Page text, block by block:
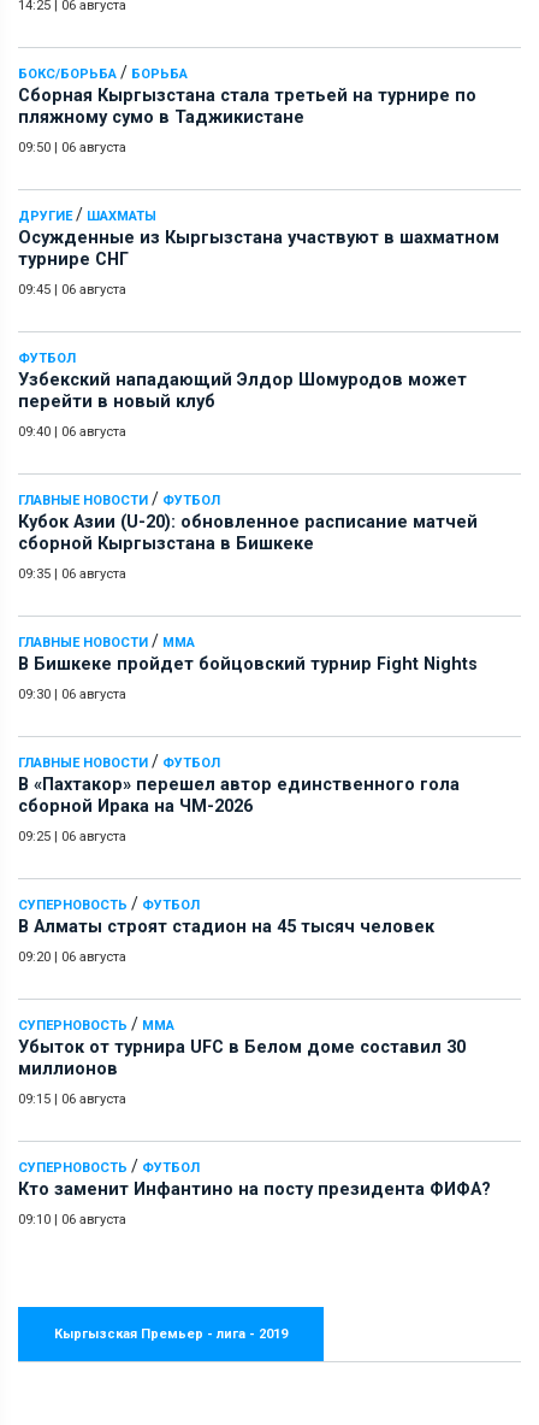
14:25 | 06 августа
БОКС/БОРЬБА / БОРЬБА
Сборная Кыргызстана стала третьей на турнире по
пляжному сумо в Таджикистане
09:50 | 06 августа
ДРУГИЕ/ ШАХМАТЫ
Осужденные из Кыргызстана участвуют в шахматном
турнире СНГ
09:45 | 06 августа
ФУТБОЛ
Узбекский нападающий Элдор Шомуродов может
перейти в новый клуб
09:40 | 06 августа
ГЛАВНЫЕ НОВОСТИ / ФУТБОЛ
Кубок Азии (U-20): обновленное расписание матчей
сборной Кыргызстана в Бишкеке
09:35 | 06 августа
ГЛАВНЫЕ НОВОСТИ / ММА
В Бишкеке пройдет бойцовский турнир Fight Nights
09:30 | 06 августа
ГЛАВНЫЕ НОВОСТИ / ФУТБОЛ
В «Пахтакор» перешел автор единственного гола
сборной Ирака на ЧМ-2026
09:25 | 06 августа
СУПЕРНОВОСТЬ / ФУТБОЛ
В Алматы строят стадион на 45 тысяч человек
09:20 | 06 августа
СУПЕРНОВОСТЬ / ММА
Убыток от турнира UFC в Белом доме составил 30
миллионов
09:15 | 06 августа
СУПЕРНОВОСТЬ / ФУТБОЛ
Кто заменит Инфантино на посту президента ФИФА?
09:10 | 06 августа
Кыргызская Премьер - лига - 2019